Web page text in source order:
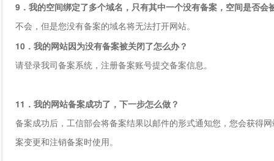
9．我的空间绑定了多个域名，只有其中一个没有备案，空间是否会
不会，但是您没有备案的域名将无法打开网站。
10．我的网站因为没有备案被关闭了怎么办？
请登录我司备案系统，注册备案账号提交备案信息。
11．我的网站备案成功了，下一步怎么做？
备案成功后，工信部会将备案结果以邮件的形式通知您，您会获得
案变更和注销备案时使用。